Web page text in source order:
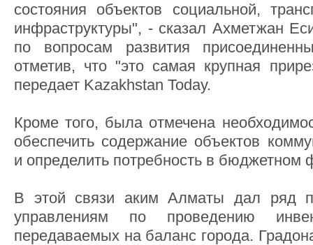
состояния объектов социальной,
инфраструктуры", - сказал Ахметжан
по вопросам развития
отметив, что "это самая крупная
передает Kazakhstan Today.
Кроме того, была отмечена
обеспечить содержание объектов
и определить потребность в бюджетном
В этой связи аким Алматы дал ряд
управлениям по проведению
передаваемых на баланс города.